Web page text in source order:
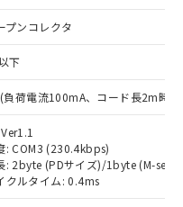
プンコレクタ
下
負荷電流100mA、コード長2m時)
: COM3 (230.4kbps)
: 2byte (PDサイズ)/1byte (M-
クルタイム: 0.4ms